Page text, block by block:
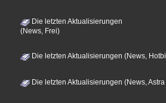
Die letzten Aktualisierungen
(News, Frei)
Die letzten Aktualisierungen (News,
Die letzten Aktualisierungen (News, Astra